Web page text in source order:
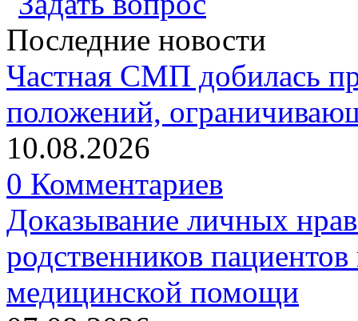
Последние новости
Частная СМП добилась
положений,
10.08.2026
0 Комментариев
Доказывание личных
родственников
медицинской помощи